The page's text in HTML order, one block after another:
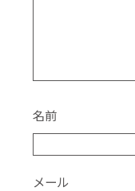
名前
メール